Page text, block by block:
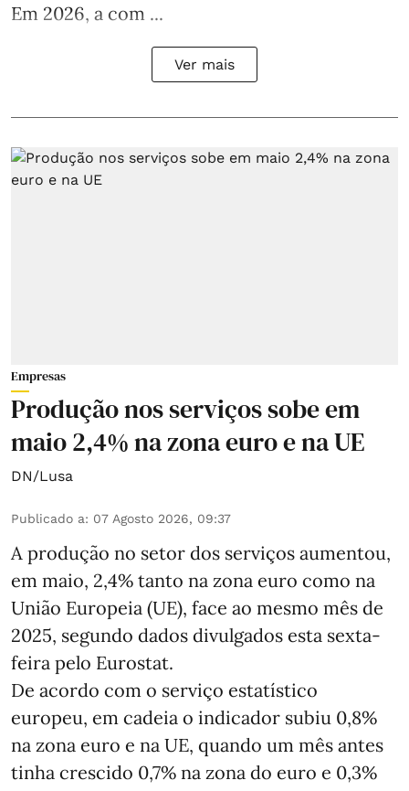
Em 2026, a com ...
Ver mais
Empresas
Produção nos serviços sobe em
maio 2,4% na zona euro e na UE
DN/Lusa
Publicado a: 07 Agosto 2026, 09:37
A produção no setor dos serviços aumentou,
em maio, 2,4% tanto na zona euro como na
União Europeia (UE), face ao mesmo mês de
2025, segundo dados divulgados esta sexta-
feira pelo Eurostat.
De acordo com o serviço estatístico
europeu, em cadeia o indicador subiu 0,8%
na zona euro e na UE, quando um mês antes
tinha crescido 0,7% na zona do euro e 0,3%